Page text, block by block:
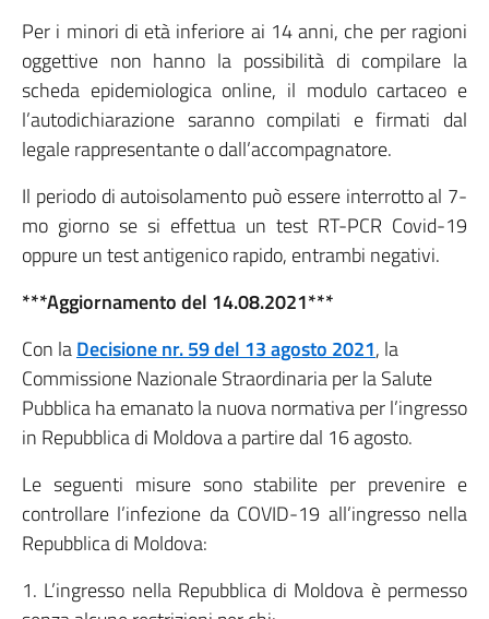
Per i minori di età inferiore ai 14 anni, che per ragioni
oggettive non hanno la possibilità di compilare la
scheda epidemiologica online, il modulo cartaceo e
l’autodichiarazione saranno compilati e firmati dal
legale rappresentante o dall’accompagnatore.
Il periodo di autoisolamento può essere interrotto al 7-
mo giorno se si effettua un test RT-PCR Covid-19
oppure un test antigenico rapido, entrambi negativi.
***Aggiornamento del 14.08.2021***
Con laDecisione nr. 59 del 13 agosto 2021, la
Commissione Nazionale Straordinaria per la Salute
Pubblica ha emanato la nuova normativa per l’ingresso
in Repubblica di Moldova a partire dal 16 agosto.
Le seguenti misure sono stabilite per prevenire e
controllare l’infezione da COVID-19 all’ingresso nella
Repubblica di Moldova:
1. L’ingresso nella Repubblica di Moldova è permesso